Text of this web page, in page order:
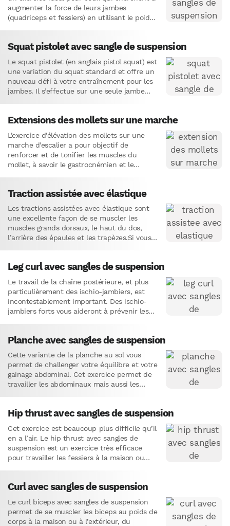
augmenter la force de leurs jambes
(quadriceps et fessiers) en utilisant le poids
Squat pistolet avec sangle de suspension
Le squat pistolet (en anglais pistol squat) est
une variation du squat standard et offre un
nouveau défi à votre entraînement pour les
jambes. Il s’effectue sur une seule jambe…
Extensions des mollets sur une marche
L’exercice d’élévation des mollets sur une
marche d’escalier a pour objectif de
renforcer et de tonifier les muscles du
mollet, à savoir le gastrocnémien et le
Traction assistée avec élastique
Les tractions assistées avec élastique sont
une excellente façon de se muscler les
muscles grands dorsaux, le haut du dos,
l’arrière des épaules et les trapèzes.Si vous
Leg curl avec sangles de suspension
Le travail de la chaîne postérieure, et plus
particulièrement des ischio-jambiers, est
incontestablement important. Des ischio-
jambiers forts vous aideront à prévenir les
Planche avec sangles de suspension
Cette variante de la planche au sol vous
permet de challenger votre équilibre et votre
gainage abdominal. Cet exercice permet de
travailler les abdominaux mais aussi les
Hip thrust avec sangles de suspension
Cet exercice est beaucoup plus difficile qu’il
en a l’air. Le hip thrust avec sangles de
suspension est un exercice très efficace
pour travailler les fessiers à la maison ou…
Curl avec sangles de suspension
Le curl biceps avec sangles de suspension
permet de se muscler les biceps au poids de
corps à la maison ou à l’extérieur, du